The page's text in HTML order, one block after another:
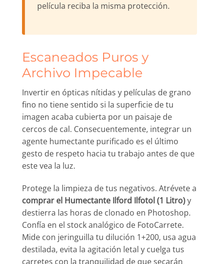
película reciba la misma protección.
Escaneados Puros y
Archivo Impecable
Invertir en ópticas nítidas y películas de grano
fino no tiene sentido si la superficie de tu
imagen acaba cubierta por un paisaje de
cercos de cal. Consecuentemente, integrar un
agente humectante purificado es el último
gesto de respeto hacia tu trabajo antes de que
este vea la luz.
Protege la limpieza de tus negativos. Atrévete a
comprar el Humectante Ilford Ilfotol (1 Litro)y
destierra las horas de clonado en Photoshop.
Confía en el stock analógico de FotoCarrete.
Mide con jeringuilla tu dilución 1+200, usa agua
destilada, evita la agitación letal y cuelga tus
carretes con la tranquilidad de que secarán